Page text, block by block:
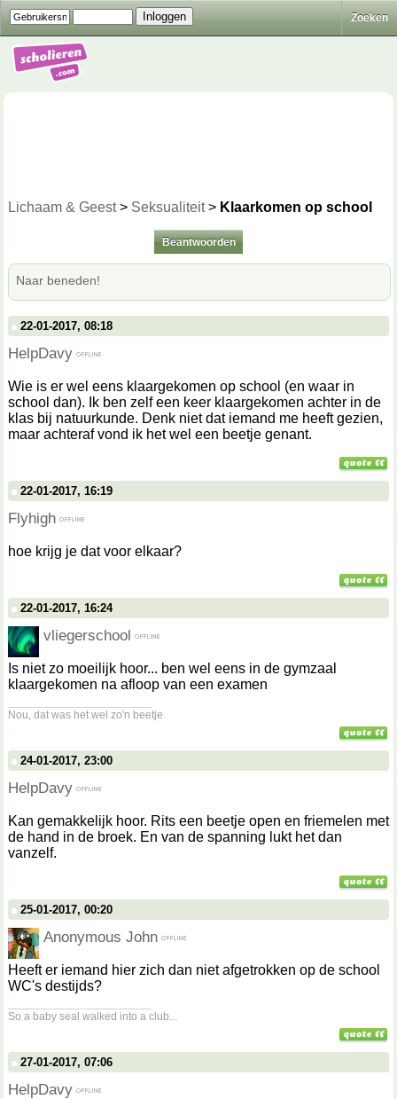
Zoeken
Lichaam & Geest> Seksualiteit> Klaarkomen op school
Beantwoorden
Naar beneden!
22-01-2017, 08:18
HelpDavy
Wie is er wel eens klaargekomen op school (en waar in
school dan). Ik ben zelf een keer klaargekomen achter in de
klas bij natuurkunde. Denk niet dat iemand me heeft gezien,
maar achteraf vond ik het wel een beetje genant.
22-01-2017, 16:19
Flyhigh
hoe krijg je dat voor elkaar?
22-01-2017, 16:24
vliegerschool
Is niet zo moeilijk hoor... ben wel eens in de gymzaal
klaargekomen na afloop van een examen
Nou, dat was het wel zo'n beetje
24-01-2017, 23:00
HelpDavy
Kan gemakkelijk hoor. Rits een beetje open en friemelen met
de hand in de broek. En van de spanning lukt het dan
vanzelf.
25-01-2017, 00:20
Anonymous John
Heeft er iemand hier zich dan niet afgetrokken op de school
WC's destijds?
So a baby seal walked into a club...
27-01-2017, 07:06
HelpDavy